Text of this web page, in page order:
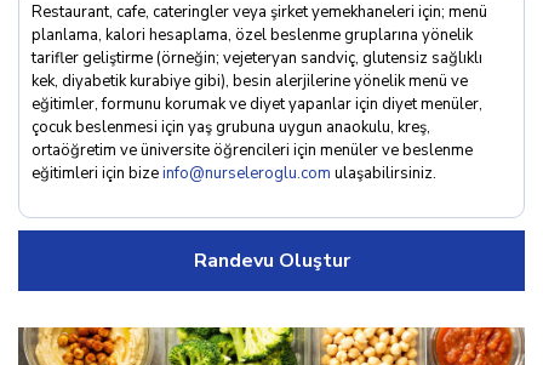
Restaurant, cafe, cateringler veya şirket yemekhaneleri için; menü
planlama, kalori hesaplama, özel beslenme gruplarına yönelik
tarifler geliştirme (örneğin; vejeteryan sandviç, glutensiz sağlıklı
kek, diyabetik kurabiye gibi), besin alerjilerine yönelik menü ve
eğitimler, formunu korumak ve diyet yapanlar için diyet menüler,
çocuk beslenmesi için yaş grubuna uygun anaokulu, kreş,
ortaöğretim ve üniversite öğrencileri için menüler ve beslenme
eğitimleri için bizeinfo@nurseleroglu.com ulaşabilirsiniz.
Randevu Oluştur